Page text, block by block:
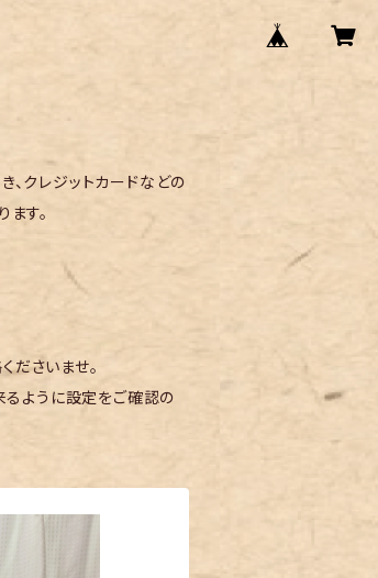
クレジットカードなどの
す。
ださいませ。
ように設定をご確認の